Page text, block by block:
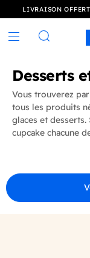
LIVRAISON
Desserts
Vous trouverez
tous les produits
glaces et
cupcake chacune